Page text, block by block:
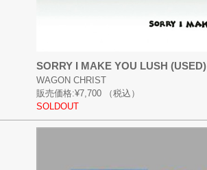
SORRY I MAKE YOU LUSH (USED)
WAGON CHRIST
販売価格:¥7,700
（税込）
SOLDOUT